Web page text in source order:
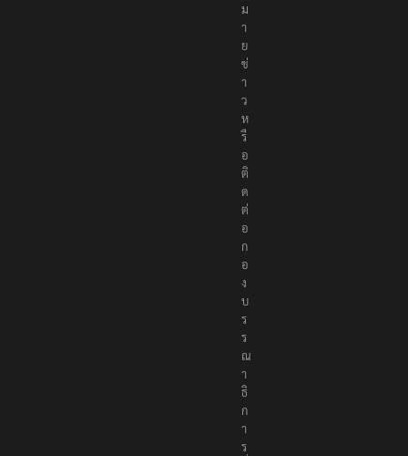
ม
า
ย
ข่
า
ว
ห
รื
อ
ติ
ด
ต่
อ
ก
อ
ง
บ
ร
ร
ณ
า
ธิ
ก
า
ร